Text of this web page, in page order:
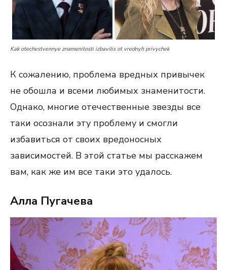
Kak otechestvennye znamenitosti izbavilis ot vrednyh privychek
К сожалению, проблема вредных привычек
не обошла и всеми любимых знаменитости.
Однако, многие отечественные звезды все
таки осознали эту проблему и смогли
избавиться от своих вредоносных
зависимостей. В этой статье мы расскажем
вам, как же им все таки это удалось.
Алла Пугачева